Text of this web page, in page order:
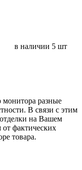
в наличии 5 шт
монитора разные
В связи с этим
на Вашем
от фактических
товара.